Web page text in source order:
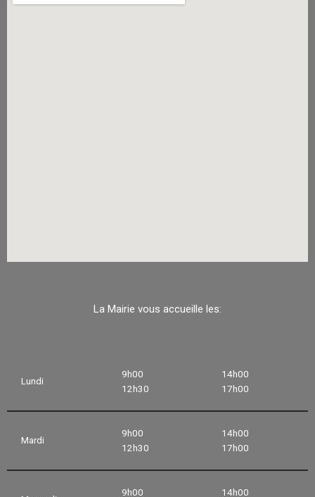
La Mairie vous accueille les:
Lundi
9h00
12h30
14h00
17h00
Mardi
9h00
12h30
14h00
17h00
9h00
14h00